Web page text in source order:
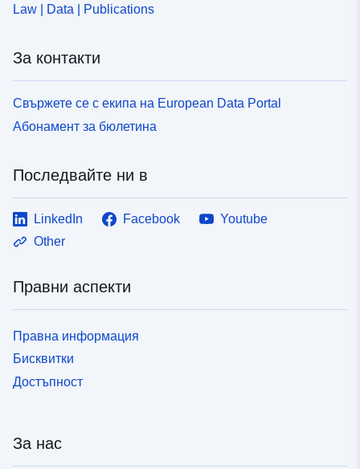
Law | Data | Publications
За контакти
Свържете се с екипа на European Data Portal
Абонамент за бюлетина
Последвайте ни в
LinkedIn Facebook
Youtube
Other
Правни аспекти
Правна информация
Бисквитки
Достъпност
За нас